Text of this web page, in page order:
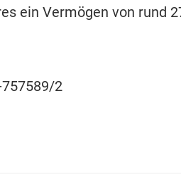
ein Vermögen von rund
2